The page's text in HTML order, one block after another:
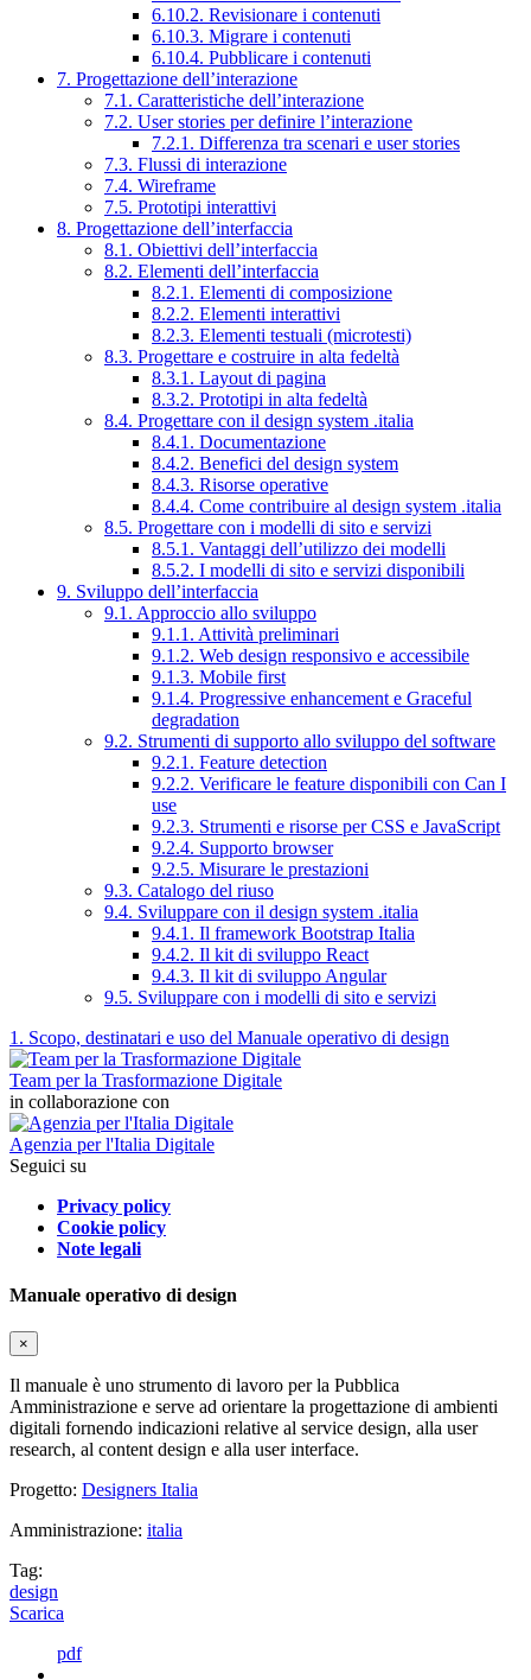
6.10.2. Revisionare i contenuti
6.10.3. Migrare i contenuti
6.10.4. Pubblicare i contenuti
7. Progettazione dell’interazione
7.1. Caratteristiche dell’interazione
7.2. User stories per definire l’interazione
7.2.1. Differenza tra scenari e user stories
7.3. Flussi di interazione
7.4. Wireframe
7.5. Prototipi interattivi
8. Progettazione dell’interfaccia
8.1. Obiettivi dell’interfaccia
8.2. Elementi dell’interfaccia
8.2.1. Elementi di composizione
8.2.2. Elementi interattivi
8.2.3. Elementi testuali (microtesti)
8.3. Progettare e costruire in alta fedeltà
8.3.1. Layout di pagina
8.3.2. Prototipi in alta fedeltà
8.4. Progettare con il design system .italia
8.4.1. Documentazione
8.4.2. Benefici del design system
8.4.3. Risorse operative
8.4.4. Come contribuire al design system .italia
8.5. Progettare con i modelli di sito e servizi
8.5.1. Vantaggi dell’utilizzo dei modelli
8.5.2. I modelli di sito e servizi disponibili
9. Sviluppo dell’interfaccia
9.1. Approccio allo sviluppo
9.1.1. Attività preliminari
9.1.2. Web design responsivo e accessibile
9.1.3. Mobile first
9.1.4. Progressive enhancement e Graceful
degradation
9.2. Strumenti di supporto allo sviluppo del software
9.2.1. Feature detection
9.2.2. Verificare le feature disponibili con Can I
use
9.2.3. Strumenti e risorse per CSS e JavaScript
9.2.4. Supporto browser
9.2.5. Misurare le prestazioni
9.3. Catalogo del riuso
9.4. Sviluppare con il design system .italia
9.4.1. Il framework Bootstrap Italia
9.4.2. Il kit di sviluppo React
9.4.3. Il kit di sviluppo Angular
9.5. Sviluppare con i modelli di sito e servizi
1. Scopo, destinatari e uso del Manuale operativo di design
Team per la Trasformazione Digitale
in collaborazione con
Agenzia per l'Italia Digitale
Seguici su
Privacy policy
Cookie policy
Note legali
Manuale operativo di design
×
Il manuale è uno strumento di lavoro per la Pubblica
Amministrazione e serve ad orientare la progettazione di ambienti
digitali fornendo indicazioni relative al service design, alla user
research, al content design e alla user interface.
Progetto: Designers Italia
Amministrazione: italia
Tag:
design
Scarica
pdf